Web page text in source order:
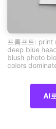
프롬프트:
deep blue
blush photo
colors
AI